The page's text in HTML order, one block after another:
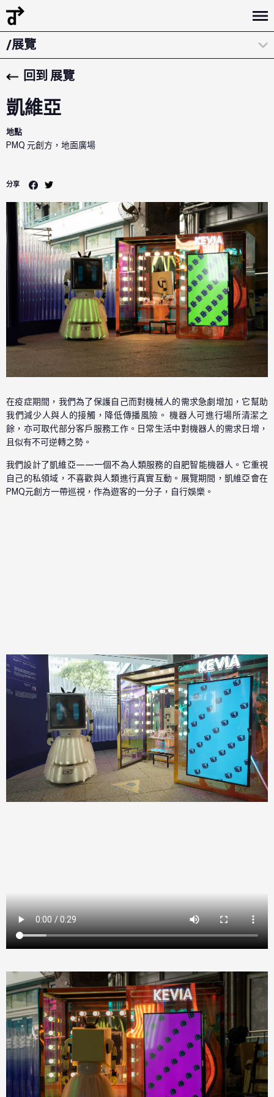
/策展陳述
/展覽
/團隊
/贊助單位
回到 展覽
凱維亞
地點
PMQ 元創方，地面廣場
分享
在疫症期間，我們為了保護自己而對機械人的需求急劇增加，它幫助
我們減少人與人的接觸，降低傳播風險。 機器人可進行場所清潔之
餘，亦可取代部分客戶服務工作。日常生活中對機器人的需求日增，
且似有不可逆轉之勢。
我們設計了凱維亞——一個不為人類服務的自肥智能機器人。它重視
自己的私領域，不喜歡與人類進行真實互動。展覽期間，凱維亞會在
PMQ元創方一帶巡視，作為遊客的一分子，自行娛樂。